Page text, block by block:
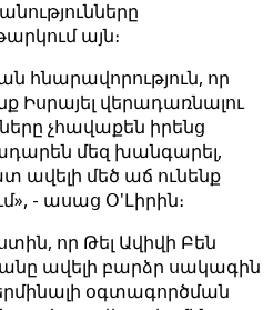
այն։
հնարավորություն, որ
Իսրայել վերադառնալու
չհավաքեն իրենց
մեզ խանգարել,
ավելի մեծ աճ ունենք
- ասաց Օ'Լիրին։
որ Թել Ավիվի Բեն
ավելի բարձր սակագին
օգտագործման